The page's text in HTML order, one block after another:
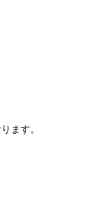
ます。